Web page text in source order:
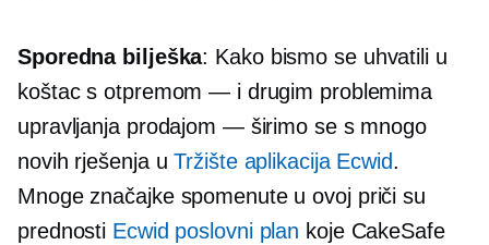
Sporedna bilješka: Kako bismo se uhvatili u
koštac s otpremom — i drugim problemima
upravljanja prodajom — širimo se s mnogo
novih rješenja uTržište aplikacija Ecwid.
Mnoge značajke spomenute u ovoj priči su
prednosti Ecwid poslovni plan koje CakeSafe